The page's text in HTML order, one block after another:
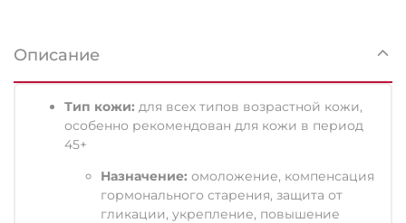
Описание
Тип кожи: для всех типов возрастной кожи,
особенно рекомендован для кожи в период
45+
Назначение: омоложение, компенсация
гормонального старения, защита от
гликации, укрепление, повышение